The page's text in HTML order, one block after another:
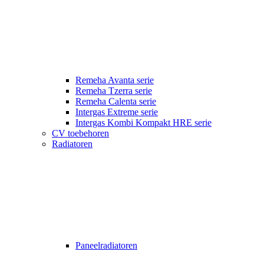
Remeha Avanta serie
Remeha Tzerra serie
Remeha Calenta serie
Intergas Extreme serie
Intergas Kombi Kompakt HRE serie
CV toebehoren
Radiatoren
Paneelradiatoren